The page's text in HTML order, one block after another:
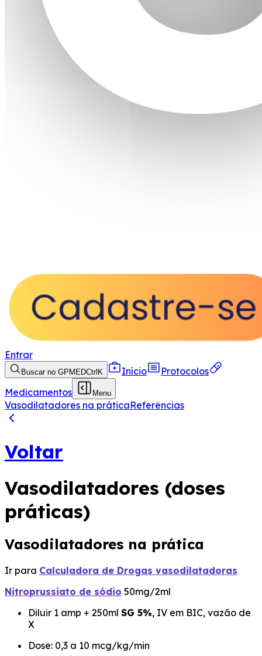
Entrar
Buscar no GPMEDCtrl K Início
Protocolos
Medicamentos
Menu
Vasodilatadores na práticaReferências
Voltar
Vasodilatadores (doses
práticas)
Vasodilatadores na prática
Ir para Calculadora de Drogas vasodilatadoras
Nitroprussiato de sódio 50mg/2ml
Diluir 1 amp + 250ml SG 5%, IV em BIC, vazão de
X
Dose: 0,3 a 10 mcg/kg/min